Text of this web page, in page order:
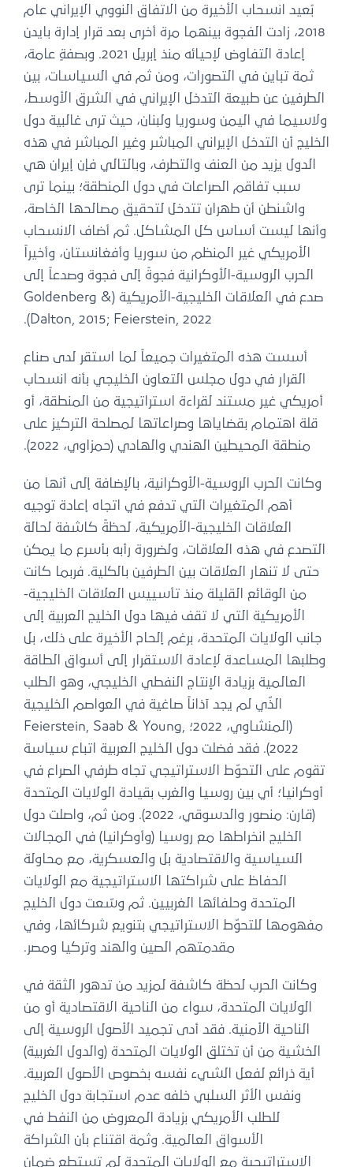
بُعيد انسحاب الأخيرة من الاتفاق النووي الإيراني عام
2018، زادت الفجوة بينهما مرة أخرى بعد قرار إدارة بايدن
إعادة التفاوض لإحيائه منذ إبريل 2021. وبصفةٍ عامة،
ثمة تباين في التصورات، ومن ثم في السياسات، بين
الطرفين عن طبيعة التدخل الإيراني في الشرق الأوسط،
ولاسيما في اليمن وسوريا ولبنان، حيث ترى غالبية دول
الخليج أن التدخل الإيراني المباشر وغير المباشر في هذه
الدول يزيد من العنف والتطرف، وبالتالي فإن إيران هي
سبب تفاقم الصراعات في دول المنطقة؛ بينما ترى
واشنطن أن طهران تتدخل لتحقيق مصالحها الخاصة،
وأنها ليست أساس كل المشاكل. ثم أضاف الانسحاب
الأمريكي غير المنظم من سوريا وأفغانستان، وأخيراً
الحرب الروسية-الأوكرانية فجوةً إلى فجوة وصدعاً إلى
صدع في العلاقات الخليجية-الأمريكية (Goldenberg &
Dalton, 2015; Feierstein, 2022).
أسست هذه المتغيرات جميعاً لما استقر لدى صناع
القرار في دول مجلس التعاون الخليجي بأنه انسحاب
أمريكي غير مستند لقراءة استراتيجية من المنطقة، أو
قلة اهتمام بقضاياها وصراعاتها لمصلحة التركيز على
منطقة المحيطين الهندي والهادي (حمزاوي، 2022).
وكانت الحرب الروسية-الأوكرانية، بالإضافة إلى أنها من
أهم المتغيرات التي تدفع في اتجاه إعادة توجيه
العلاقات الخليجية-الأمريكية، لحظةً كاشفة لحالة
التصدع في هذه العلاقات، ولضرورة رأبه بأسرع ما يمكن
حتى لا تنهار العلاقات بين الطرفين بالكلية. فربما كانت
من الوقائع القليلة منذ تأسييس العلاقات الخليجية-
الأمريكية التي لا تقف فيها دول الخليج العربية إلى
جانب الولايات المتحدة، برغم إلحاح الأخيرة على ذلك، بل
وطلبها المساعدة لإعادة الاستقرار إلى أسواق الطاقة
العالمية بزيادة الإنتاج النفطي الخليجي، وهو الطلب
الذّي لم يجد آذاناً صاغية في العواصم الخليجية
(المنشاوي، 2022؛ Feierstein, Saab & Young,
2022). فقد فضلت دول الخليج العربية اتباع سياسة
تقوم على التحوّط الاستراتيجي تجاه طرفي الصراع في
أوكرانيا؛ أي بين روسيا والغرب بقيادة الولايات المتحدة
(قارن: منصور والدسوقي، 2022). ومن ثم، واصلت دول
الخليج انخراطها مع روسيا (وأوكرانيا) في المجالات
السياسية والاقتصادية بل والعسكرية، مع محاولة
الحفاظ على شراكتها الاستراتيجية مع الولايات
المتحدة وحلفائها الغربيين. ثم وسّعت دول الخليج
مفهومها للتحوّط الاستراتيجي بتنويع شركائها، وفي
مقدمتهم الصين والهند وتركيا ومصر.
وكانت الحرب لحظة كاشفة لمزيد من تدهور الثقة في
الولايات المتحدة، سواء من الناحية الاقتصادية أو من
الناحية الأمنية. فقد أدى تجميد الأصول الروسية إلى
الخشية من أن تختلق الولايات المتحدة (والدول الغربية)
أية ذرائع لفعل الشيء نفسه بخصوص الأصول العربية.
ونفس الأثر السلبي خلفه عدم استجابة دول الخليج
للطلب الأمريكي بزيادة المعروض من النفط في
الأسواق العالمية. وثمة اقتناع بأن الشراكة
الاستراتيجية مع الولايات المتحدة لم تستطع ضمان